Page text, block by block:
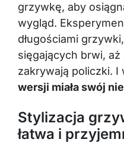
grzywkę, aby
wygląd.
długościami
sięgających brwi, aż
zakrywają policzki. I
wersji miała swój
Stylizacja
łatwa i